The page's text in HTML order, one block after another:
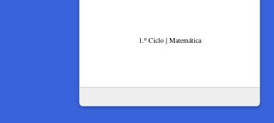
1.º Ciclo | Matemática